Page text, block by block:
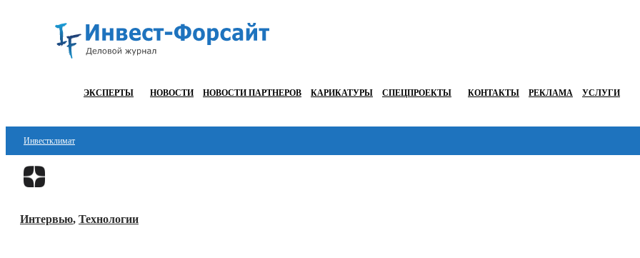
ЭКСПЕРТЫ НОВОСТИ НОВОСТИ ПАРТНЕРОВ КАРИКАТУРЫ СПЕЦПРОЕКТЫ КОНТАКТЫ РЕКЛАМА УСЛУГИ
Инвестклимат
Финансы
Блокчейн
Интервью, Технологии